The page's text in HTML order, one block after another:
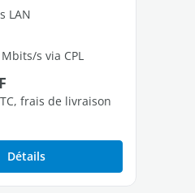
LAN
s via CPL
Gigabit libres
:
frais de livraison
Détails